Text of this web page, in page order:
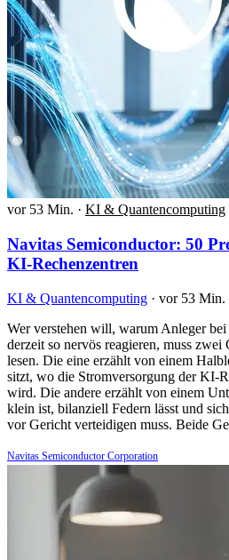
vor 53 Min. · KI & Quantencomputing
Navitas Semiconductor: 50
KI-Rechenzentren
KI & Quantencomputing · vor 53 Min.
Wer verstehen will, warum Anleger
derzeit so nervös reagieren, muss
lesen. Die eine erzählt von einem
sitzt, wo die Stromversorgung der KI-
wird. Die andere erzählt von einem
klein ist, bilanziell Federn lässt und
vor Gericht verteidigen muss. Beide
Navitas Semiconductor Corporation